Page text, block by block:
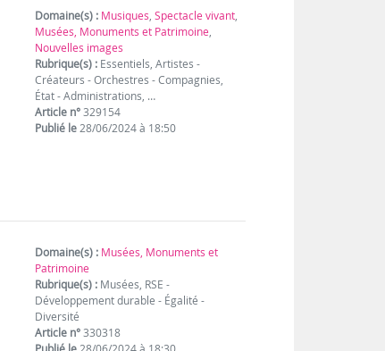
Domaine(s) : Musiques,Spectacle vivant,
Musées, Monuments et Patrimoine,
Nouvelles images
Rubrique(s) : Essentiels, Artistes -
Créateurs - Orchestres - Compagnies,
État - Administrations, …
Article n°329154
Publié le28/06/2024 à 18:50
Domaine(s) : Musées, Monuments et
Patrimoine
Rubrique(s) : Musées, RSE -
Développement durable - Égalité -
Diversité
Article n°330318